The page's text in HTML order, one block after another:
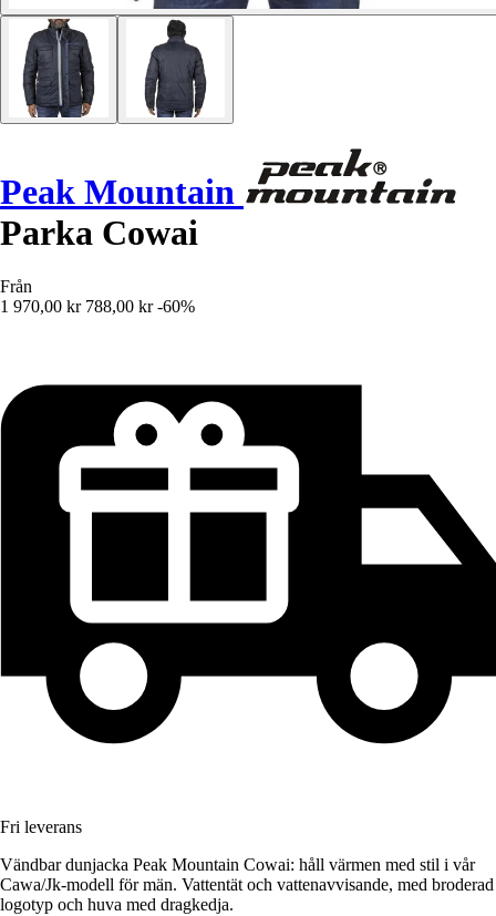
Peak Mountain
Parka Cowai
Från
1 970,00 kr 788,00 kr -60%
Fri leverans
Vändbar dunjacka Peak Mountain Cowai: håll värmen med stil i vår
Cawa/Jk-modell för män. Vattentät och vattenavvisande, med broderad
logotyp och huva med dragkedja.